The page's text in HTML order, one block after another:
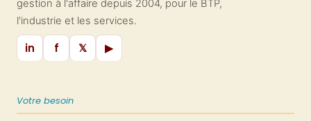
gestion à l'affaire depuis 2004, pour le BTP,
l'industrie et les services.
in f 𝕏 ▶
Votre besoin